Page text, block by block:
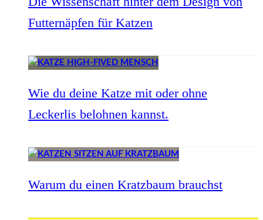
Futternäpfen für Katzen
Wie du deine Katze mit oder ohne
Leckerlis belohnen kannst.
Warum du einen Kratzbaum brauchst